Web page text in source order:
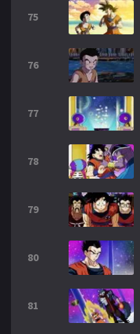
75
76
77
78
79
80
81